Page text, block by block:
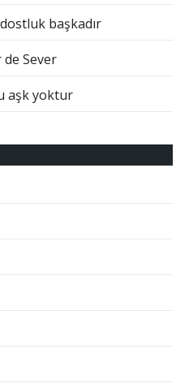
başkadır
Sever
aşk yoktur